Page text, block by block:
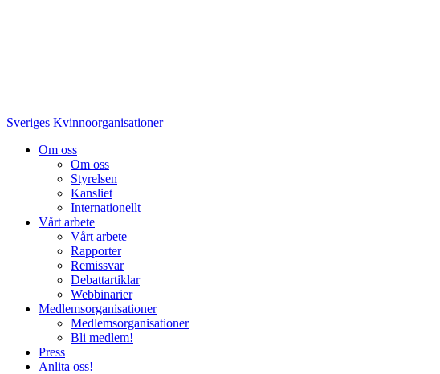
Sveriges Kvinnoorganisationer
Om oss
Om oss
Styrelsen
Kansliet
Internationellt
Vårt arbete
Vårt arbete
Rapporter
Remissvar
Debattartiklar
Webbinarier
Medlemsorganisationer
Medlemsorganisationer
Bli medlem!
Press
Anlita oss!